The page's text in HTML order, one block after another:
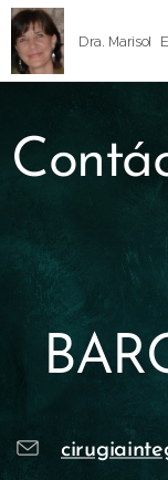
Dra. Marisol